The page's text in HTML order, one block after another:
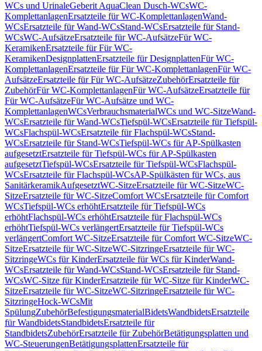
WCs und UrinaleGeberit AquaClean Dusch-WCsWC-
KomplettanlagenErsatzteile für WC-KomplettanlagenWand-
WCsErsatzteile für Wand-WCsStand-WCsErsatzteile für Stand-
WCsWC-AufsätzeErsatzteile für WC-AufsätzeFür WC-
KeramikenErsatzteile für Für WC-
KeramikenDesignplattenErsatzteile für DesignplattenFür WC-
KomplettanlagenErsatzteile für Für WC-KomplettanlagenFür WC-
AufsätzeErsatzteile für Für WC-AufsätzeZubehörErsatzteile für
ZubehörFür WC-KomplettanlagenFür WC-AufsätzeErsatzteile für
Für WC-AufsätzeFür WC-Aufsätze und WC-
KomplettanlagenWCsVerbrauchsmaterialWCs und WC-SitzeWand-
WCsErsatzteile für Wand-WCsTiefspül-WCsErsatzteile für Tiefspül-
WCsFlachspül-WCsErsatzteile für Flachspül-WCsStand-
WCsErsatzteile für Stand-WCsTiefspül-WCs für AP-Spülkasten
aufgesetztErsatzteile für Tiefspül-WCs für AP-Spülkasten
aufgesetztTiefspül-WCsErsatzteile für Tiefspül-WCsFlachspül-
WCsErsatzteile für Flachspül-WCsAP-Spülkästen für WCs, aus
SanitärkeramikAufgesetztWC-SitzeErsatzteile für WC-SitzeWC-
SitzeErsatzteile für WC-SitzeComfort WCsErsatzteile für Comfort
WCsTiefspül-WCs erhöhtErsatzteile für Tiefspül-WCs
erhöhtFlachspül-WCs erhöhtErsatzteile für Flachspül-WCs
erhöhtTiefspül-WCs verlängertErsatzteile für Tiefspül-WCs
verlängertComfort WC-SitzeErsatzteile für Comfort WC-SitzeWC-
SitzeErsatzteile für WC-SitzeWC-SitzringeErsatzteile für WC-
SitzringeWCs für KinderErsatzteile für WCs für KinderWand-
WCsErsatzteile für Wand-WCsStand-WCsErsatzteile für Stand-
WCsWC-Sitze für KinderErsatzteile für WC-Sitze für KinderWC-
SitzeErsatzteile für WC-SitzeWC-SitzringeErsatzteile für WC-
SitzringeHock-WCsMit
SpülungZubehörBefestigungsmaterialBidetsWandbidetsErsatzteile
für WandbidetsStandbidetsErsatzteile für
StandbidetsZubehörErsatzteile für ZubehörBetätigungsplatten und
WC-SteuerungenBetätigungsplattenErsatzteile für